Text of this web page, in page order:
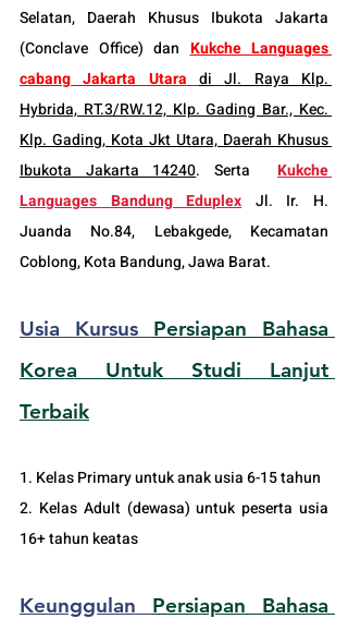
Selatan, Daerah Khusus Ibukota Jakarta
(Conclave Office) dan Kukche Languages
cabang Jakarta Utara di Jl. Raya Klp.
Hybrida, RT.3/RW.12, Klp. Gading Bar., Kec.
Klp. Gading, Kota Jkt Utara, Daerah Khusus
Ibukota Jakarta 14240. Serta Kukche
Languages Bandung Eduplex Jl. Ir. H.
Juanda No.84, Lebakgede, Kecamatan
Coblong, Kota Bandung, Jawa Barat.
Usia Kursus Persiapan Bahasa
Korea Untuk Studi Lanjut
Terbaik
1. Kelas Primary untuk anak usia 6-15 tahun
2. Kelas Adult (dewasa) untuk peserta usia
16+ tahun keatas
Keunggulan Persiapan Bahasa